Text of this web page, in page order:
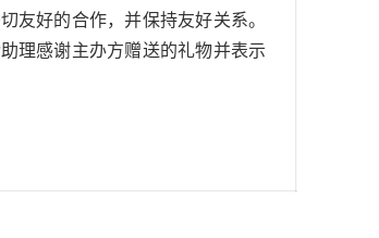
友好的合作，并保持友好关系。
理感谢主办方赠送的礼物并表示